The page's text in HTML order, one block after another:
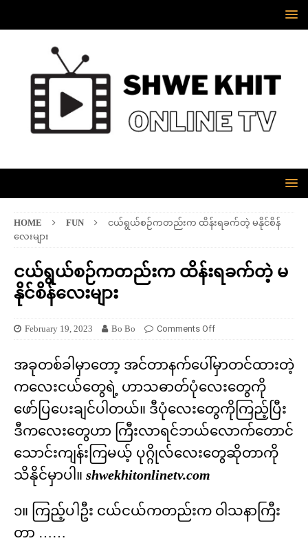
HOME FUN
ငယ်ရွယ်စဉ်ကတည်းက ထိန်းရခက်တဲ့ မနိုင်စိန်
လေးများ
ငယ်ရွယ်စဉ်ကတည်းက ထိန်းရခက်တဲ့ မ
နိုင်စိန်လေးများ
February 19, 2023 Bo Bo Comments Off
အခုတစ်ခါမှာတော့ အင်တာနက်ပေါ်မှာတင်ထားတဲ့
ကလေးငယ်တွေရဲ့ ဟာသဓာတ်ပုံလေးတွေကို
ဖော်ပြပေးချင်ပါတယ်။ ဒီပုံလေးတွေကိုကြည့်ပြီး
ဒီကလေးတွေဟာ ကြီးလာရင်ဘယ်လောက်တောင်
သောင်းကျန်းကြမယ့် ပုဂ္ဂိုလ်လေးတွေဆိုတာကို
သိနိုင်မှာပါ။ shwekhitonlinetv.com
၁။ ကြည့်ပါဦး ငယ်ငယ်ကတည်းက ဝါသနာကြီး
တာ ……